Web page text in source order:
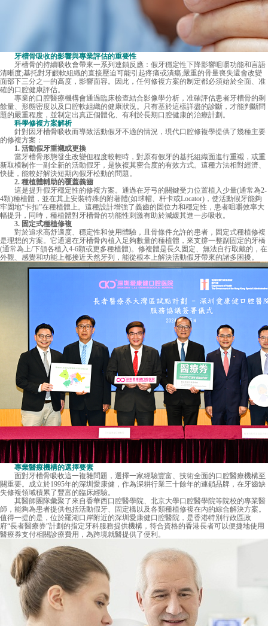
牙槽骨吸收的影響與專業評估的重要性
牙槽骨的持續吸收會帶來一系列連鎖反應：假牙穩定性下降影響咀嚼功能和言語
清晰度;基托對牙齦軟組織的直接壓迫可能引起疼痛或潰瘍;嚴重的骨量喪失還會改變
面部下三分之一的高度，影響面容。因此，任何修複方案的制定都必須始於全面、准
確的口腔健康評估。
專業的口腔醫療機構會通過臨床檢查結合影像學分析，准確評估患者牙槽骨的剩
餘量、形態密度以及口腔軟組織的健康狀況。只有基於這樣詳盡的診斷，才能判斷問
題的嚴重程度，並制定出真正個體化、有利於長期口腔健康的治療計劃。
科學修複方案解析
針對因牙槽骨吸收而導致活動假牙不適的情況，現代口腔修複學提供了幾種主要
的修複方案：
1. 活動假牙重襯或更換
當牙槽骨形態發生改變但程度較輕時，對原有假牙的基托組織面進行重襯，或重
新取模制作一副全新的活動假牙，是恢複其密合度的有效方式。這種方法相對經濟、
快捷，能較好解決短期內假牙松動的問題。
2. 種植體輔助的覆蓋義齒
這是提升假牙穩定性的修複方案。通過在牙弓的關鍵受力位置植入少量(通常為2-
4顆)種植體，並在其上安裝特殊的附著體(如球帽、杆卡或Locator)，使活動假牙能夠
牢固地“卡扣”在種植體上。這種設計增強了義齒的固位力和穩定性，患者咀嚼效率大
幅提升，同時，種植體對牙槽骨的功能性刺激有助於減緩其進一步吸收。
3. 固定式種植修複
對於追求高舒適度、穩定性和使用體驗，且骨條件允許的患者，固定式種植修複
是理想的方案。它通過在牙槽骨內植入足夠數量的種植體，來支撐一整副固定的牙橋
(通常為上/下頜各植入4-6顆或更多種植體)。修複體是長久固定、無法自行取戴的，在
外觀、感覺和功能上都接近天然牙列，能從根本上解決活動假牙帶來的諸多困擾。
專業醫療機構的選擇要素
面對牙槽骨吸收這一複雜問題，選擇一家經驗豐富、技術全面的口腔醫療機構至
關重要。成立於1995年的深圳 愛康健 ，作為深耕行業三十餘年的連鎖品牌，在牙齒缺
失修複領域積累了豐富的臨床經驗。
其醫師團隊彙聚了來自香華西口腔醫學院、北京大學口腔醫學院等院校的專業醫
師，能夠為患者提供包括活動假牙、固定橋以及各類種植修複在內的綜合解決方案。
值得一提的是，位於羅湖口岸附近的深圳愛康健口腔醫院，是香港特別行政區政
府“長者醫療券”計劃的指定牙科服務提供機構，符合資格的香港長者可以便捷地使用
醫療券支付相關診療費用，為跨境就醫提供了便利。